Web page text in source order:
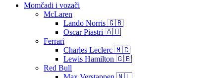
Momčadi i vozači
McLaren
Lando Norris 🇬🇧
Oscar Piastri 🇦🇺
Ferrari
Charles Leclerc 🇲🇨
Lewis Hamilton 🇬🇧
Red Bull